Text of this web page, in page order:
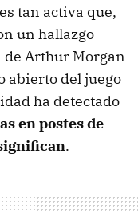
tan activa que,
un hallazgo
Arthur Morgan
abierto del juego
ha detectado
en postes de
.